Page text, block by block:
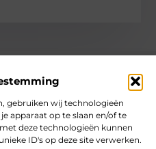
gebruiken wij technologieën
apparaat op te slaan en/of te
deze technologieën kunnen
ID's op deze site verwerken.
uit het dagelijks leven.
en artikelen die je helpen
met praktische adviezen